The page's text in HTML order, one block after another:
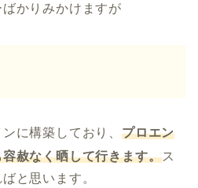
かりみかけますが
に構築しており、 プロエン
赦なく晒して行きます。ス
と思います。